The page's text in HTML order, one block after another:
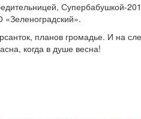
Супербабушкой-
планов громадье. И на
когда в душе весна!